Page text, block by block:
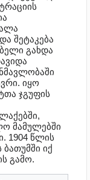
შეტაკება
გახდა
იყო
ჯგუფის
მამულებში
1904 წლის
იქ
გამო.